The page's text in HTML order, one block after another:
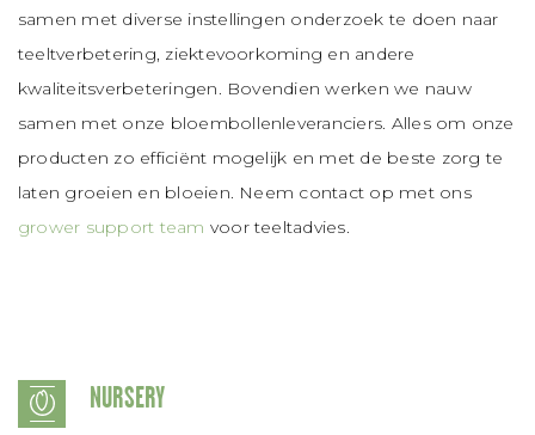
NURSERY
samen met diverse instellingen onderzoek te doen naar
teeltverbetering, ziektevoorkoming en andere
kwaliteitsverbeteringen. Bovendien werken we nauw
samen met onze bloembollenleveranciers. Alles om onze
producten zo efficiënt mogelijk en met de beste zorg te
laten groeien en bloeien. Neem contact op met ons
grower support team voor teeltadvies.